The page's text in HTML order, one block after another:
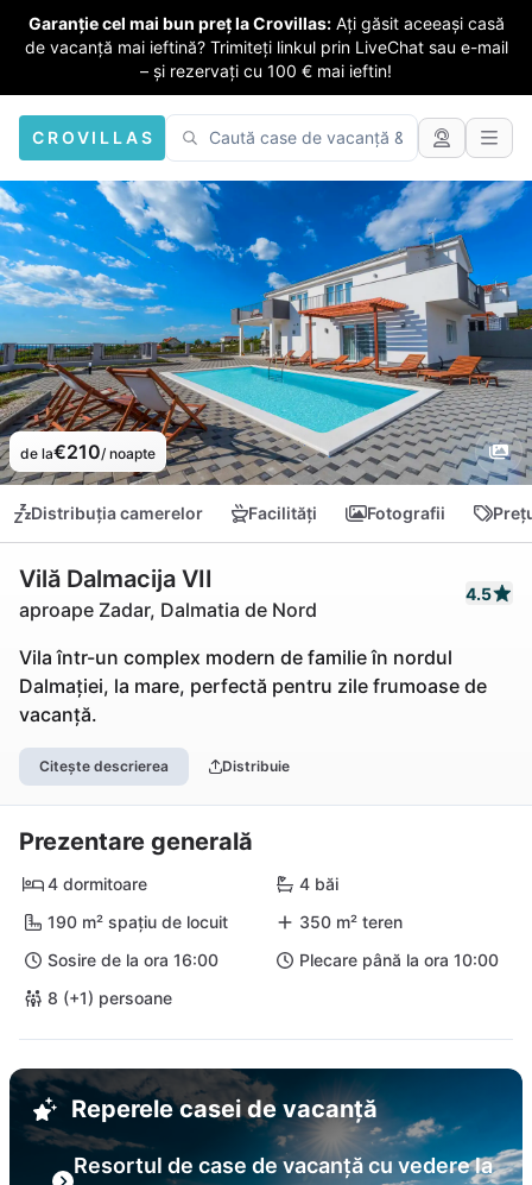
Garanție cel mai bun preț la Crovillas: Ați găsit aceeași casă
de vacanță mai ieftină? Trimiteți linkul prin LiveChat sau e-mail
– și rezervați cu 100 € mai ieftin!
CROVILLAS
de la€210/ noapte
Distribuția camerelor Facilități Fotografii
Vilă Dalmacija VII
aproape Zadar, Dalmatia de Nord
4.5
Vila într-un complex modern de familie în nordul
Dalmației, la mare, perfectă pentru zile frumoase de
vacanță.
Citește descrierea Distribuie
Prezentare generală
4 dormitoare
4 băi
190 m² spațiu de locuit
350 m² teren
Sosire de la ora 16:00
Plecare până la ora 10:00
8 (+1) persoane
Reperele casei de vacanță
Resortul de case de vacanță cu vedere la